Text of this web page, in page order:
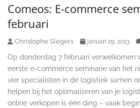
Comeos: E-commerce
februari
Christophe Slegers januari 29, 2013
Op donderdag 7 februari verwelkomen
eerste e-commerce seminarie van het
vier specialisten in de logistiek samen
helpen bij het optimaliseren van je
online verkopen is één ding – vaak